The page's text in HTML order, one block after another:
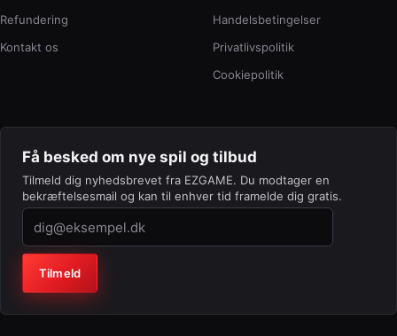
Refundering
Kontakt os
Handelsbetingelser
Privatlivspolitik
Cookiepolitik
Få besked om nye spil og tilbud
Tilmeld dig nyhedsbrevet fra EZGAME. Du modtager en
bekræftelsesmail og kan til enhver tid framelde dig gratis.
Virksomhed (lad feltet stå tomt)
Tilmeld